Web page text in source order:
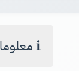
ℹ️ معلومات عن اللعبة